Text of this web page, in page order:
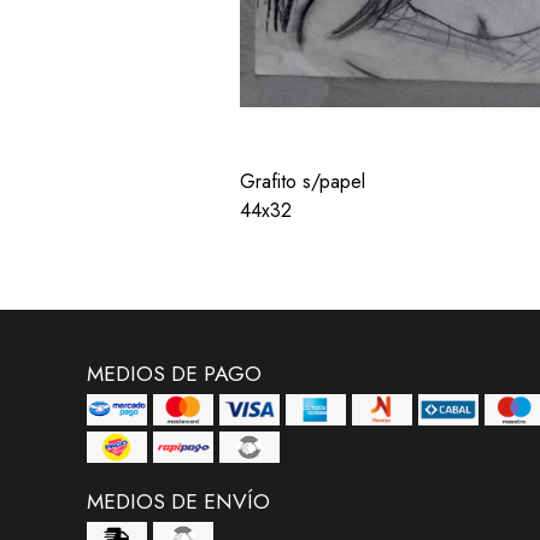
Grafito s/papel
44x32
MEDIOS DE PAGO
MEDIOS DE ENVÍO